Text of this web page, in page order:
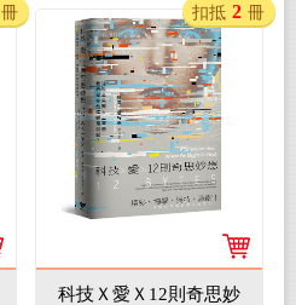
冊
科技Ｘ愛Ｘ12則奇思妙
扣抵 2 冊